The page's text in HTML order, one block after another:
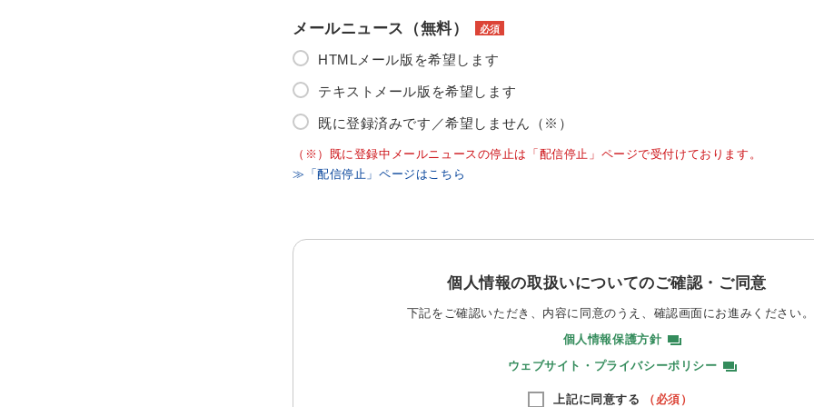
メールニュース（無料） 必須
HTMLメール版を希望します
テキストメール版を希望します
既に登録済みです／希望しません（※）
（※）既に登録中メールニュースの停止は「配信停止」ページで受付けております。
≫「配信停止」ページはこちら
個人情報の取扱いについてのご確認・ご同意
下記をご確認いただき、内容に同意のうえ、 確認画面にお進みください。
個人情報保護方針
ウェブサイト・プライバシーポリシー
上記に同意する （必須）